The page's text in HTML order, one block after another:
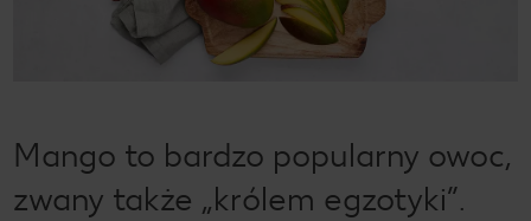
Mango to bardzo popularny owoc,
zwany także „królem egzotyki”.